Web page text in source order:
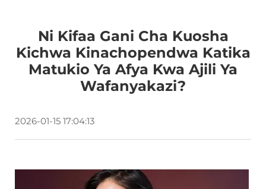
Ni Kifaa Gani Cha Kuosha
Kichwa Kinachopendwa Katika
Matukio Ya Afya Kwa Ajili Ya
Wafanyakazi?
2026-01-15 17:04:13